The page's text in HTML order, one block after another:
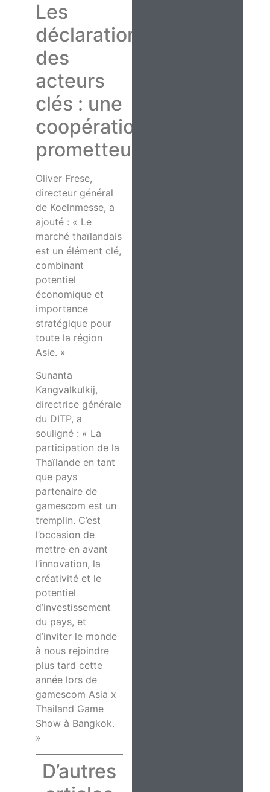
Les
déclarations
des
acteurs
clés : une
coopération
prometteuse
Oliver Frese,
directeur général
de Koelnmesse, a
ajouté : « Le
marché thaïlandais
est un élément clé,
combinant
potentiel
économique et
importance
stratégique pour
toute la région
Asie. »
Sunanta
Kangvalkulkij,
directrice générale
du DITP, a
souligné : « La
participation de la
Thaïlande en tant
que pays
partenaire de
gamescom est un
tremplin. C’est
l’occasion de
mettre en avant
l’innovation, la
créativité et le
potentiel
d’investissement
du pays, et
d’inviter le monde
à nous rejoindre
plus tard cette
année lors de
gamescom Asia x
Thailand Game
Show à Bangkok.
»
D’autres